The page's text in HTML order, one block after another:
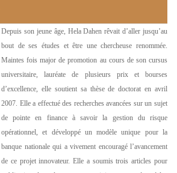
Depuis son jeune âge, Hela Dahen rêvait d’aller jusqu’au
bout de ses études et être une chercheuse renommée.
Maintes fois major de promotion au cours de son cursus
universitaire, lauréate de plusieurs prix et bourses
d’excellence, elle soutient sa thèse de doctorat en avril
2007. Elle a effectué des recherches avancées sur un sujet
de pointe en finance à savoir la gestion du risque
opérationnel, et développé un modèle unique pour la
banque nationale qui a vivement encouragé l’avancement
de ce projet innovateur. Elle a soumis trois articles pour